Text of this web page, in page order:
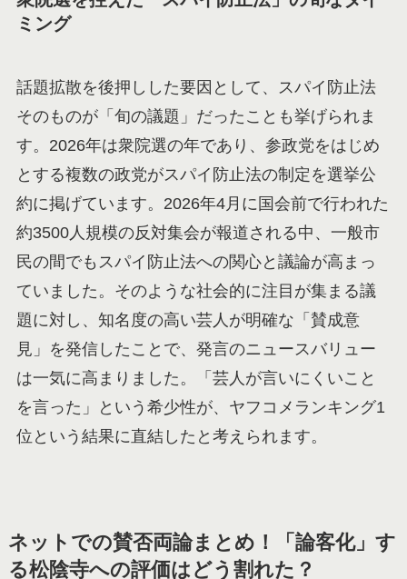
ミング
話題拡散を後押しした要因として、スパイ防止法
そのものが「旬の議題」だったことも挙げられま
す。2026年は衆院選の年であり、参政党をはじめ
とする複数の政党がスパイ防止法の制定を選挙公
約に掲げています。2026年4月に国会前で行われた
約3500人規模の反対集会が報道される中、一般市
民の間でもスパイ防止法への関心と議論が高まっ
ていました。そのような社会的に注目が集まる議
題に対し、知名度の高い芸人が明確な「賛成意
見」を発信したことで、発言のニュースバリュー
は一気に高まりました。「芸人が言いにくいこと
を言った」という希少性が、ヤフコメランキング1
位という結果に直結したと考えられます。
ネットでの賛否両論まとめ！「論客化」す
る松陰寺への評価はどう割れた？